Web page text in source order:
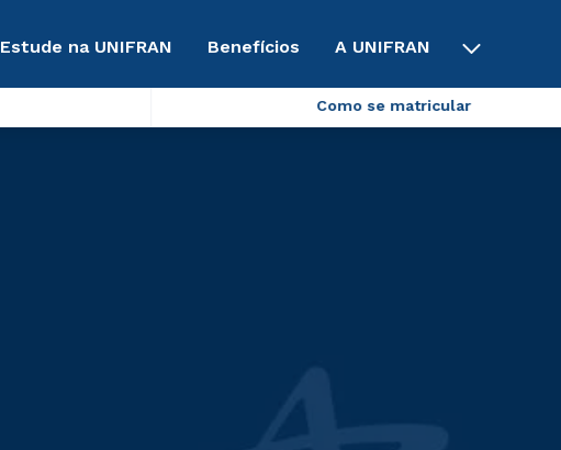
Estude na UNIFRAN Benefícios A UNIFRAN
Como se matricular